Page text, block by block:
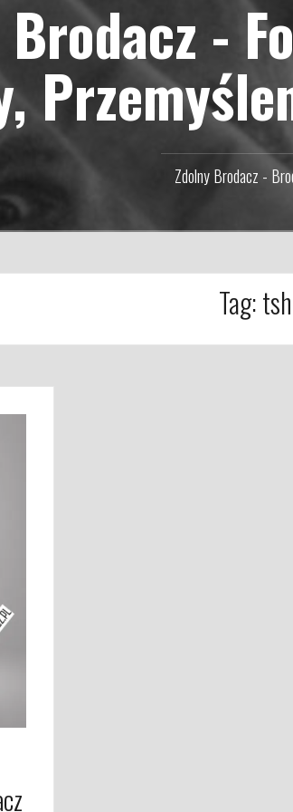
-
Zdolny Brodacz -
Tag: